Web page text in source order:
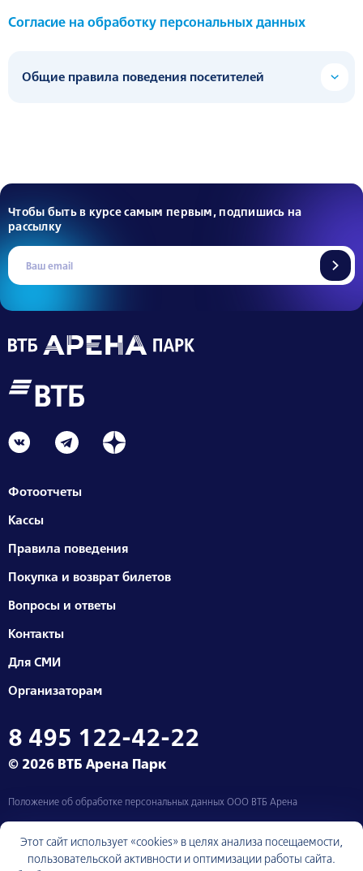
Согласие на обработку персональных данных
Общие правила поведения посетителей
Чтобы быть в курсе самым первым, подпишись на
рассылку
Фотоотчеты
Кассы
Правила поведения
Покупка и возврат билетов
Вопросы и ответы
Контакты
Для СМИ
Организаторам
8 495 122-42-22
© 2026 ВТБ Арена Парк
Положение об обработке персональных данных ООО ВТБ Арена
Этот сайт использует «cookies» в целях анализа посещаемости,
пользовательской активности и оптимизации работы сайта.